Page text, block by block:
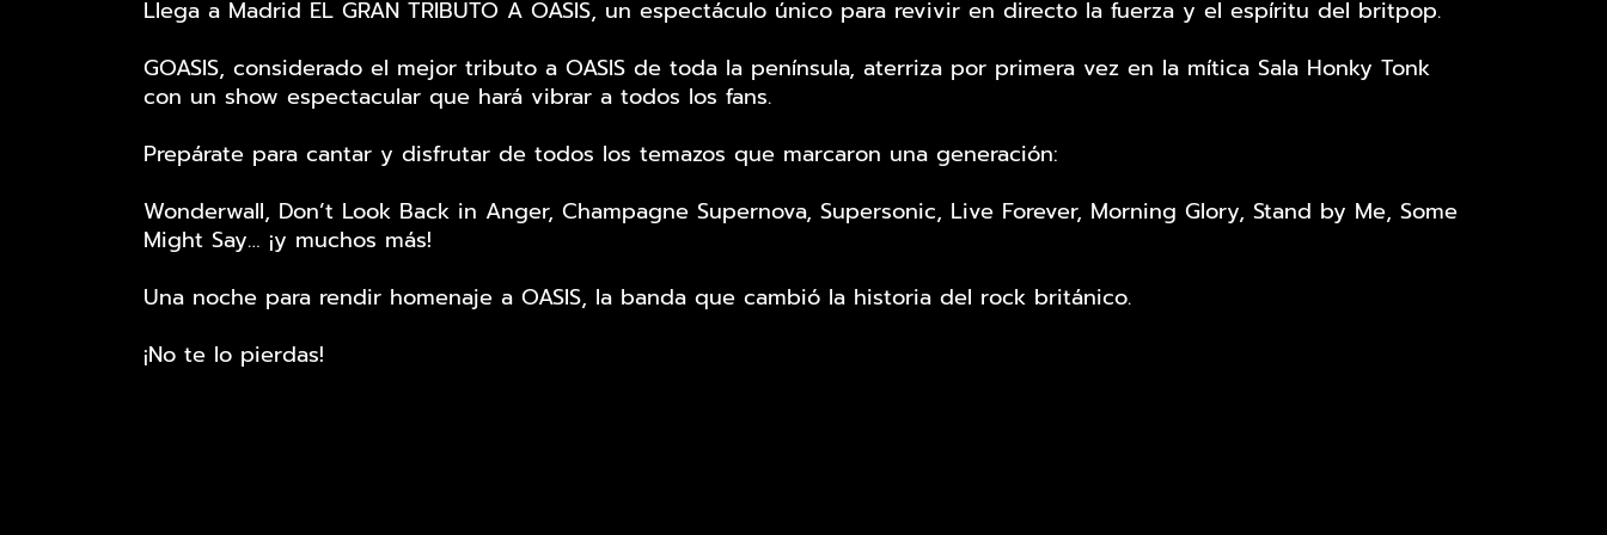
Llega a Madrid EL GRAN TRIBUTO A OASIS, un espectáculo único para revivir en directo la fuerza y el espíritu del britpop.
GOASIS, considerado el mejor tributo a OASIS de toda la península, aterriza por primera vez en la mítica Sala Honky Tonk
con un show espectacular que hará vibrar a todos los fans.
Prepárate para cantar y disfrutar de todos los temazos que marcaron una generación:
Wonderwall, Don’t Look Back in Anger, Champagne Supernova, Supersonic, Live Forever, Morning Glory, Stand by Me, Some
Might Say… ¡y muchos más!
Una noche para rendir homenaje a OASIS, la banda que cambió la historia del rock británico.
¡No te lo pierdas!